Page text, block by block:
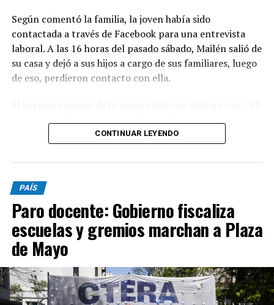
Según comentó la familia, la joven había sido
contactada a través de Facebook para una entrevista
laboral. A las 16 horas del pasado sábado, Mailén salió de
su casa y dejó a sus hijos a cargo de sus familiares, luego
de eso, perdieron contacto con ella.
comisarías pero, al no pasar las 24 horas, no fueron
Cuando fuimos y vimos a los serenos nos dimos cuenta
que había algo raro, empezamos a buscar y se fueron
corriendo. Llamamos a la policía y ahí la vieron", declaró
el familiar.
El domingo por la madrugada, los familiares se
presentaron en la comisaría, pero luego se retiraron
“aduciendo que iban hasta un balneario y luego regresan
a radicar la denuncia”. Pasadas las 02.10 regresaron a la
dependencia policial donde finalmente radicaron la
CONTINUAR LEYENDO
PAÍS
Paro docente: Gobierno fiscaliza
escuelas y gremios marchan a Plaza
de Mayo